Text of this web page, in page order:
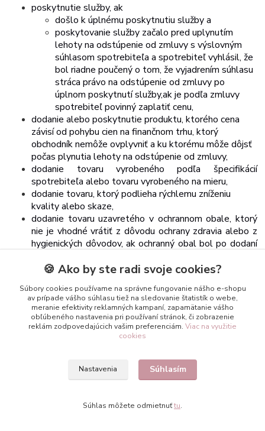
poskytnutieslužby,ak
došlokúplnémuposkytnutiuslužbya
poskytovanieslužby začalopreduplynutím
lehotynaodstúpenieod zmluvy s výslovným
súhlasom spotrebiteľa a spotrebiteľ vyhlásil, že
bol riadne poučený o tom, že vyjadrením súhlasu
stráca právonaodstúpenie od zmluvy po
úplnomposkytnutíslužby,ak jepodľa zmluvy
spotrebiteľ povinný zaplatiť cenu,
dodanie alebo poskytnutie produktu, ktorého cena
závisí od pohybu ciennafinančnom trhu,ktorý
obchodníknemôžeovplyvniť akuktorémumôže dôjsť
počas plynutia lehoty na odstúpenie od zmluvy,
dodanie tovaru vyrobeného podľa špecifikácií
spotrebiteľa alebo tovaru vyrobeného na mieru,
dodanie tovaru,ktorýpodlieharýchlemu zníženiu
kvalityaleboskaze,
dodanie tovaru uzavretého v ochrannomobale, ktorý
nie je vhodné vrátiť z dôvodu ochrany zdravia alebo z
hygienických dôvodov, ak ochranný obal bol po dodaní
dodanie tovaru, ktorý vzhľadom na svoju povahu môže
dodanie alkoholických nápojov, ktorých cena bola
dohodnutá v čase uzavretia zmluvy, pričom ich dodanie
je možné uskutočniť najskôr po 30 dňoch a ich cena
závisí od pohybu cien na trhu, ktorý obchodník nemôže
návštevy u spotrebiteľa, o ktorú spotrebiteľ výslovne
požiadal obchodníka; to neplatí pre zmluvu, ktorej
alebo údržba, apre zmluvu, ktorej predmetom je
🍪 Ako by ste radi svoje cookies?
Súbory cookies používame na správne fungovanie nášho e-shopu
av prípade vášho súhlasu tiež na sledovanie štatistík o webe,
meranie efektivity reklamných kampaní, zapamätanie vášho
obľúbeného nastavenia pri používaní stránok, či zobrazenie
reklám zodpovedajúcich vašim preferenciám. Viac na využitie
cookies
Nastavenia Súhlasím
Súhlas môžete odmietnuťtu.